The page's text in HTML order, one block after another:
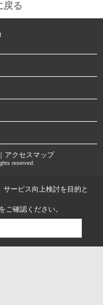
戻る
｜アクセスマップ
reserved.
ービス向上検討を目的と
をご確認ください。